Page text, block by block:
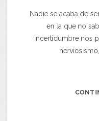
Nadie se acaba de
en la que no
incertidumbre nos